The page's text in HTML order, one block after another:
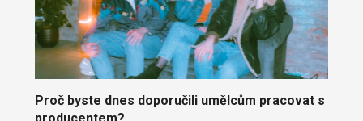
Proč byste dnes doporučili umělcům pracovat s